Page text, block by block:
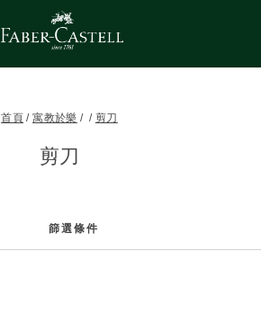
首頁 寓教於樂 剪刀
剪刀
篩選條件